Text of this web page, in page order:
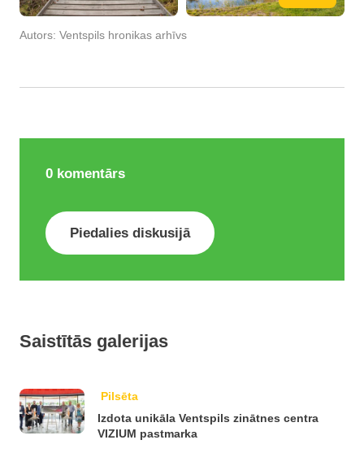
Autors: Ventspils hronikas arhīvs
0 komentārs
Piedalies diskusijā
Saistītās galerijas
Pilsēta
Izdota unikāla Ventspils zinātnes centra
VIZIUM pastmarka